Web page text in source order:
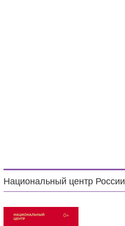
Национальный центр России